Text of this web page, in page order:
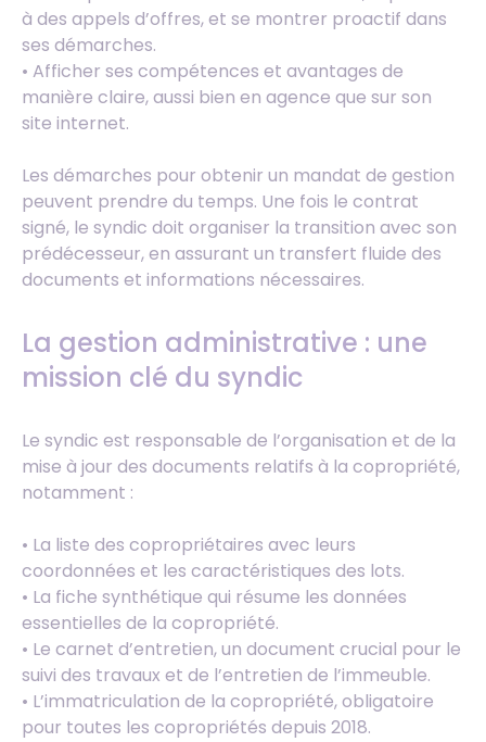
à des appels d’offres, et se montrer proactif dans
ses démarches.
• Afficher ses compétences et avantages de
manière claire, aussi bien en agence que sur son
site internet.
Les démarches pour obtenir un mandat de gestion
peuvent prendre du temps. Une fois le contrat
signé, le syndic doit organiser la transition avec son
prédécesseur, en assurant un transfert fluide des
documents et informations nécessaires.
La gestion administrative : une
mission clé du syndic
Le syndic est responsable de l’organisation et de la
mise à jour des documents relatifs à la copropriété,
notamment :
• La liste des copropriétaires avec leurs
coordonnées et les caractéristiques des lots.
• La fiche synthétique qui résume les données
essentielles de la copropriété.
• Le carnet d’entretien, un document crucial pour le
suivi des travaux et de l’entretien de l’immeuble.
• L’immatriculation de la copropriété, obligatoire
pour toutes les copropriétés depuis 2018.